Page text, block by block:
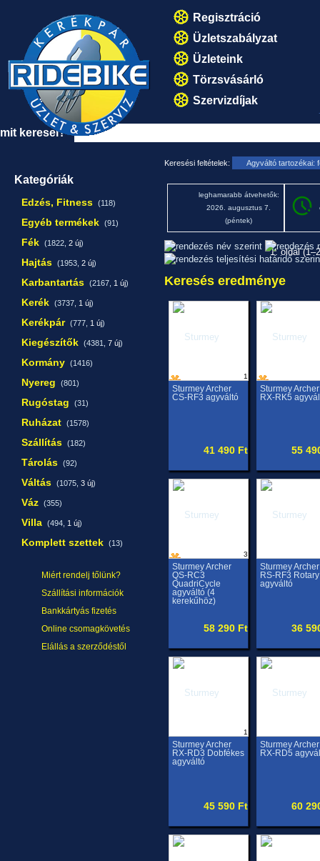
Regisztráció
Üzletszabályzat
Üzleteink
Törzsvásárló
Szervizdíjak
mit keresel?
Kategóriák
Edzés, Fitness (118)
Egyéb termékek (91)
Fék (1822, 2 új)
Hajtás (1953, 2 új)
Karbantartás (2167, 1 új)
Kerék (3737, 1 új)
Kerékpár (777, 1 új)
Kiegészítők (4381, 7 új)
Kormány (1416)
Nyereg (801)
Rugóstag (31)
Ruházat (1578)
Szállítás (182)
Tárolás (92)
Váltás (1075, 3 új)
Váz (355)
Villa (494, 1 új)
Komplett szettek (13)
Miért rendelj tőlünk?
Szállítási információk
Bankkártyás fizetés
Online csomagkövetés
Elállás a szerződéstől
Keresési feltételek: Agyváltó tartozékai:
leghamarabb átvehetők:
2026. augusztus 7.
(péntek)
1. oldal
Keresés eredménye
1
Sturmey Archer
CS-RF3 agyváltó
41 490 Ft
Sturmey Archer
RX-RK5
55
3
Sturmey Archer
QS-RC3
QuadriCycle
agyváltó (4
kerekűhöz)
58 290 Ft
Sturmey Archer
RS-RF3 Rotary
agyváltó
36
1
Sturmey Archer
RX-RD3 Dobfékes
agyváltó
45 590 Ft
Sturmey Archer
RX-RD5
60